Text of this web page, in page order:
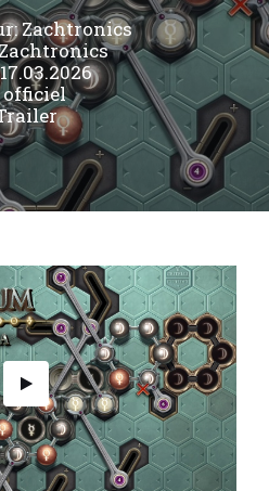
Zachtronics
officiel